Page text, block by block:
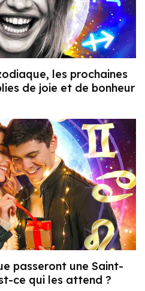
les prochaines
de joie et de bonheur
passeront une Saint-
ce qui les attend ?